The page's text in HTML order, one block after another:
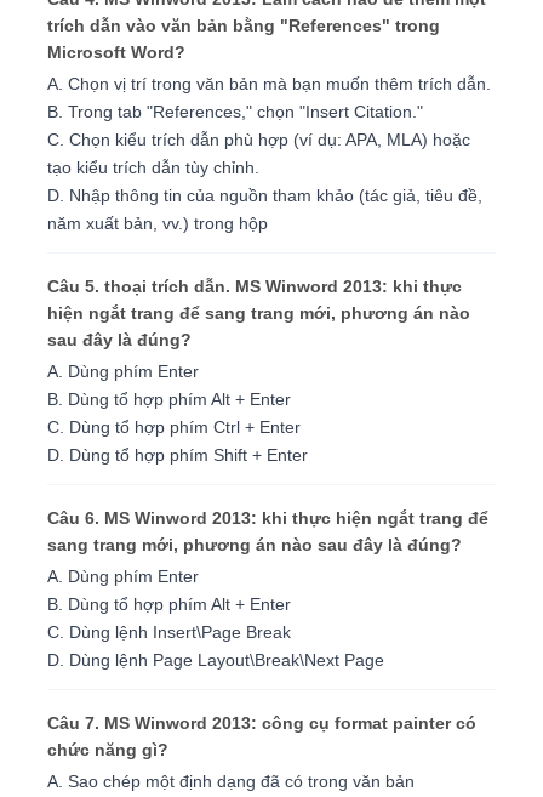
trích dẫn vào văn bản bằng "References" trong
Microsoft Word?
A. Chọn vị trí trong văn bản mà bạn muốn thêm trích dẫn.
B. Trong tab "References," chọn "Insert Citation."
C. Chọn kiểu trích dẫn phù hợp (ví dụ: APA, MLA) hoặc
tạo kiểu trích dẫn tùy chỉnh.
D. Nhập thông tin của nguồn tham khảo (tác giả, tiêu đề,
năm xuất bản, vv.) trong hộp
Câu 5. thoại trích dẫn. MS Winword 2013: khi thực
hiện ngắt trang để sang trang mới, phương án nào
sau đây là đúng?
A. Dùng phím Enter
B. Dùng tổ hợp phím Alt + Enter
C. Dùng tổ hợp phím Ctrl + Enter
D. Dùng tổ hợp phím Shift + Enter
Câu 6. MS Winword 2013: khi thực hiện ngắt trang để
sang trang mới, phương án nào sau đây là đúng?
A. Dùng phím Enter
B. Dùng tổ hợp phím Alt + Enter
C. Dùng lệnh Insert\Page Break
D. Dùng lệnh Page Layout\Break\Next Page
Câu 7. MS Winword 2013: công cụ format painter có
chức năng gì?
A. Sao chép một định dạng đã có trong văn bản